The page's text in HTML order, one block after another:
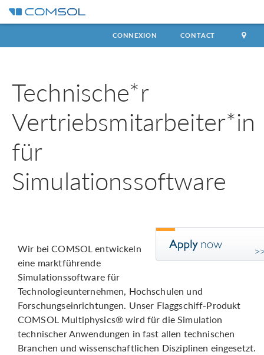
CONNEXION CONTACT
Technische*r
Vertriebsmitarbeiter*in
für
Simulationssoftware
Wir bei COMSOL entwickeln
eine marktführende
Simulationssoftware für
Technologieunternehmen, Hochschulen und
Forschungseinrichtungen. Unser Flaggschiff-Produkt
COMSOL Multiphysics® wird für die Simulation
technischer Anwendungen in fast allen technischen
Branchen und wissenschaftlichen Disziplinen eingesetzt.